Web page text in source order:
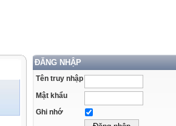
ĐĂNG NHẬP
Tên truy nhập
Mật khẩu
Ghi nhớ